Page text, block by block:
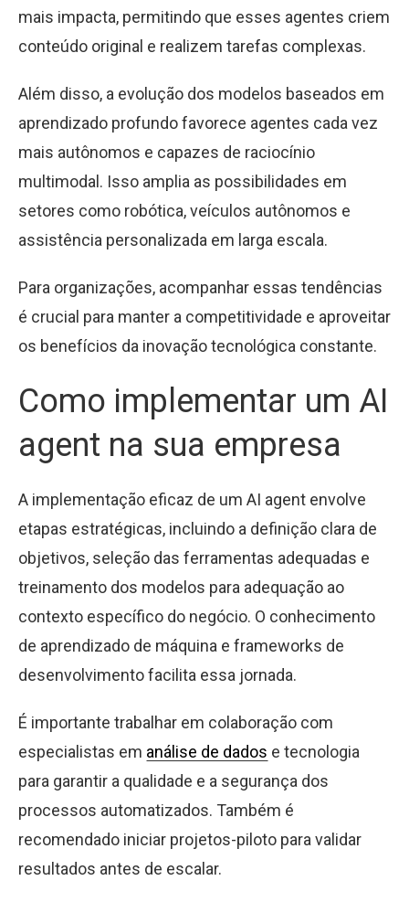
mais impacta, permitindo que esses agentes criem
conteúdo original e realizem tarefas complexas.
Além disso, a evolução dos modelos baseados em
aprendizado profundo favorece agentes cada vez
mais autônomos e capazes de raciocínio
multimodal. Isso amplia as possibilidades em
setores como robótica, veículos autônomos e
assistência personalizada em larga escala.
Para organizações, acompanhar essas tendências
é crucial para manter a competitividade e aproveitar
os benefícios da inovação tecnológica constante.
Como implementar um AI
agent na sua empresa
A implementação eficaz de um AI agent envolve
etapas estratégicas, incluindo a definição clara de
objetivos, seleção das ferramentas adequadas e
treinamento dos modelos para adequação ao
contexto específico do negócio. O conhecimento
de aprendizado de máquina e frameworks de
desenvolvimento facilita essa jornada.
É importante trabalhar em colaboração com
especialistas em análise de dados e tecnologia
para garantir a qualidade e a segurança dos
processos automatizados. Também é
recomendado iniciar projetos-piloto para validar
resultados antes de escalar.